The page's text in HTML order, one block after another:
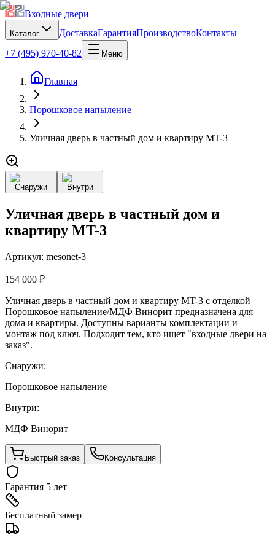
Входные двери
Каталог ДоставкаГарантияПроизводствоКонтакты
+7 (495) 970-40-82
Меню
Главная
Порошковое напыление
Уличная дверь в частный дом и квартиру MT-3
Снаружи Внутри
Уличная дверь в частный дом и
квартиру MT-3
Артикул: mesonet-3
154 000 ₽
Уличная дверь в частный дом и квартиру MT-3 с отделкой
Порошковое напыление/МДФ Винорит предназначена для
дома и квартиры. Доступны варианты комплектации и
монтаж под ключ. Подходит тем, кто ищет "входные двери на
заказ".
Снаружи:
Порошковое напыление
Внутри:
МДФ Винорит
Быстрый заказ Консультация
Гарантия 5 лет
Бесплатный замер